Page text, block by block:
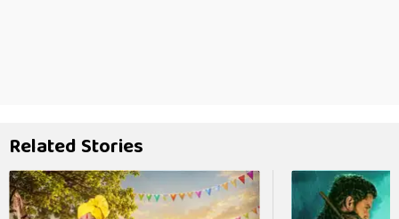
Related Stories